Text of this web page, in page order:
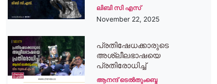
ലിബി സി എസ്
November 22, 2025
പ്രതിഷേധക്കാരുടെ
അശ്ലീലഭാഷയെ
പ്രതിരോധിച്ച്
ആനന്ദ്‌ ടെൽതുംബ്ദെ